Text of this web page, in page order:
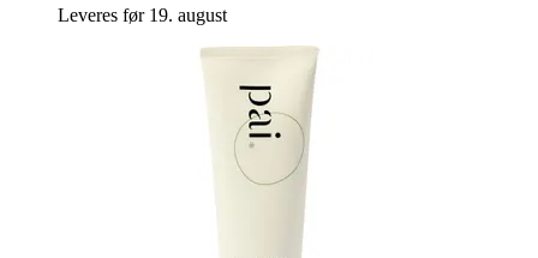
Leveres før 19. august